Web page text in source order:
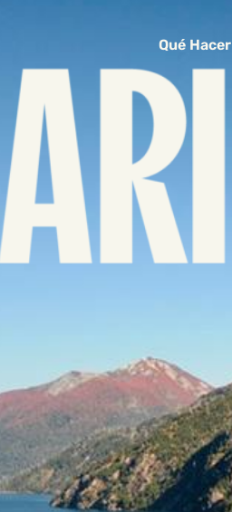
Qué Hacer